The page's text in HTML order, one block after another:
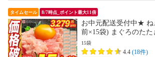
タイムセール 8/7時点_ポイント最大11倍
お中元配送受付中★ ね
前×15袋) まぐろのた
送料無料 お取り寄せグ
安値に挑戦！8280円
15袋
4.4 (18件)